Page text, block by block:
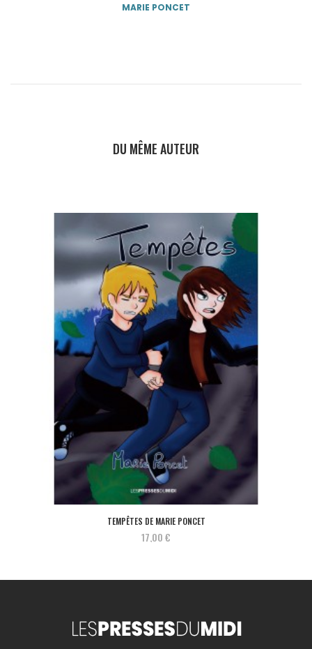
MARIE PONCET
DU MÊME AUTEUR
TEMPÊTES DE MARIE PONCET
17,00 €